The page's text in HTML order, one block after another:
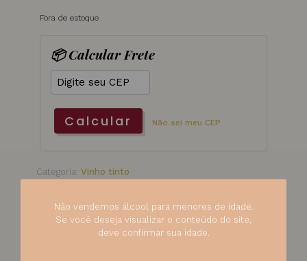
Fora de estoque
📦 Calcular Frete
Calcular Não sei meu CEP
Categoria: Vinho tinto
Não vendemos álcool para menores de idade.
Se você deseja visualizar o conteúdo do site,
deve confirmar sua idade.